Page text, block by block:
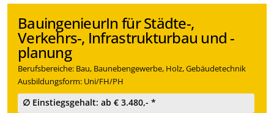
BauingenieurIn für Städte-,
Verkehrs-, Infrastrukturbau und -
planung
Berufsbereiche: Bau, Baunebengewerbe, Holz, Gebäudetechnik
Ausbildungsform: Uni/FH/PH
∅ Einstiegsgehalt: ab € 3.480,- *